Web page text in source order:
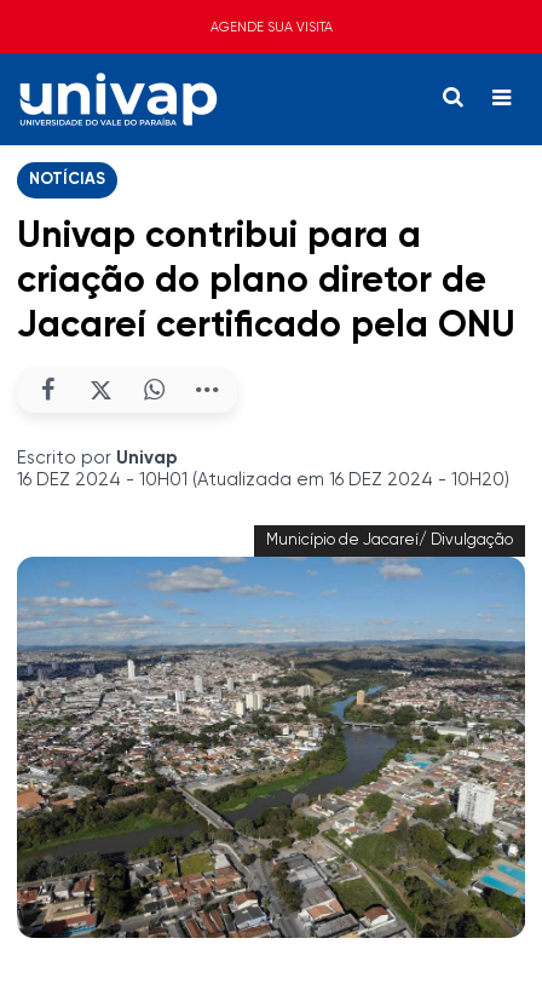
AGENDE SUA VISITA
NOTÍCIAS
Univap contribui para a
criação do plano diretor de
Jacareí certificado pela ONU
Escrito por Univap
16 DEZ 2024 - 10H01 (Atualizada em 16 DEZ 2024 - 10H20)
Município de Jacareí/ Divulgação